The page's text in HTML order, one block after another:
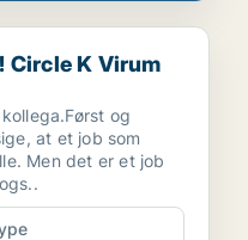
Virum ...
Circle K Virum
og
at et job som
Men det er et job